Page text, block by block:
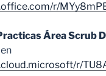
r/
Área Scrub
r/